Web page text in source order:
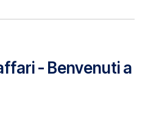
- Benvenuti a